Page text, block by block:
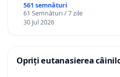
561 semnături
61 Semnături / 7 zile
30 Jul 2026
Opriți eutanasierea